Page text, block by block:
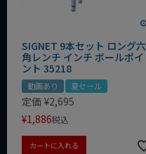
SIGNET 9本セット ロング六
角レンチ インチ ボールポイ
ント 35218
動画あり 夏セール
定価 ¥2,695
¥1,886税込
カートに入れる